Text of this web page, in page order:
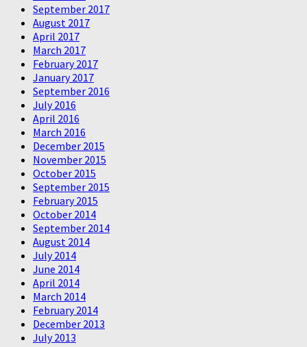
September 2017
August 2017
April 2017
March 2017
February 2017
January 2017
September 2016
July 2016
April 2016
March 2016
December 2015
November 2015
October 2015
September 2015
February 2015
October 2014
September 2014
August 2014
July 2014
June 2014
April 2014
March 2014
February 2014
December 2013
July 2013